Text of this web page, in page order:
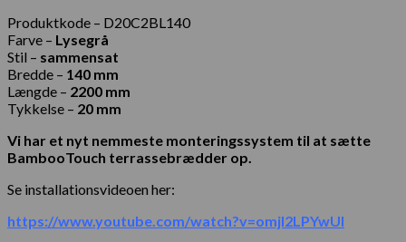
Produktkode – D20C2BL140
Farve – Lysegrå
Stil – sammensat
Bredde – 140 mm
Længde – 2200 mm
Tykkelse – 20 mm
Vi har et nyt nemmeste monteringssystem til at sætte
BambooTouch terrassebrædder op.
Se installationsvideoen her:
https://www.youtube.com/watch?v=omjI2LPYwUI